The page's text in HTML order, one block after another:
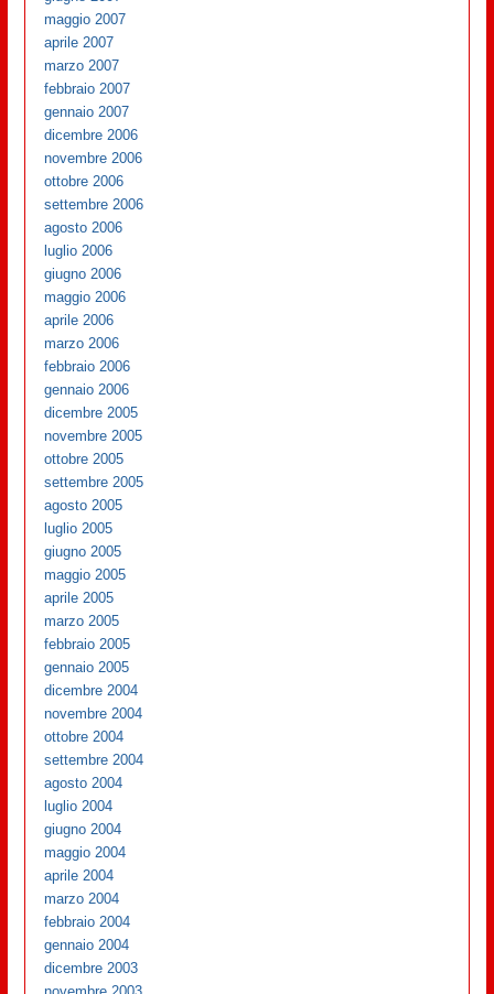
maggio 2007
aprile 2007
marzo 2007
febbraio 2007
gennaio 2007
dicembre 2006
novembre 2006
ottobre 2006
settembre 2006
agosto 2006
luglio 2006
giugno 2006
maggio 2006
aprile 2006
marzo 2006
febbraio 2006
gennaio 2006
dicembre 2005
novembre 2005
ottobre 2005
settembre 2005
agosto 2005
luglio 2005
giugno 2005
maggio 2005
aprile 2005
marzo 2005
febbraio 2005
gennaio 2005
dicembre 2004
novembre 2004
ottobre 2004
settembre 2004
agosto 2004
luglio 2004
giugno 2004
maggio 2004
aprile 2004
marzo 2004
febbraio 2004
gennaio 2004
dicembre 2003